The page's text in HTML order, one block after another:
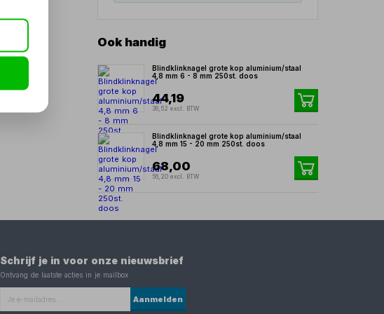
Ook handig
Blindklinknagel grote kop aluminium/staal
4,8 mm 6 - 8 mm 250st. doos
44,19
36,52 excl. BTW
Blindklinknagel grote kop aluminium/staal
4,8 mm 15 - 20 mm 250st. doos
68,00
56,20 excl. BTW
Schrijf je in voor onze nieuwsbrief
Ontvang de laatste acties in je mailbox
Aanmelden